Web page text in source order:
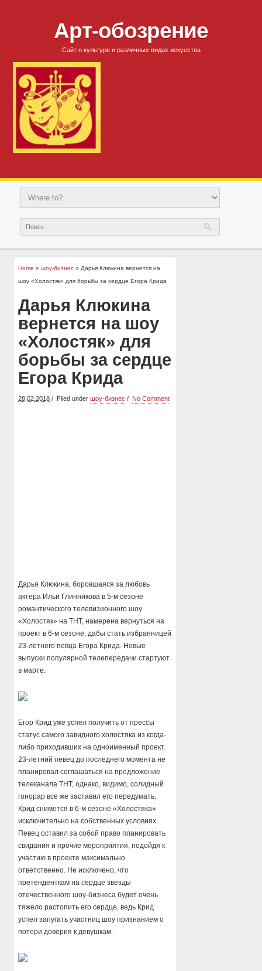
Арт-обозрение
Сайт о культуре и различных видах искусства
Home »шоу-бизнес » Дарья Клюкина вернется на
шоу «Холостяк» для борьбы за сердце Егора Крида
Дарья Клюкина
вернется на шоу
«Холостяк» для
борьбы за сердце
Егора Крида
28.02.2018 Filed underшоу-бизнес No Comment
Дарья Клюкина, боровшаяся за любовь
актера Ильи Глинникова в 5-м сезоне
романтического телевизионного шоу
«Холостяк» на ТНТ, намерена вернуться на
проект в 6-м сезоне, дабы стать избранницей
23-летнего певца Егора Крида. Новые
выпуски популярной телепередачи стартуют
в марте.
Егор Крид уже успел получить от прессы
статус самого завидного холостяка из когда-
либо приходивших на одноименный проект.
23-летний певец до последнего момента не
планировал соглашаться на предложение
телеканала ТНТ, однако, видимо, солидный
гонорар все же заставил его передумать.
Крид снимется в 6-м сезоне «Холостяка»
исключительно на собственных условиях.
Певец оставил за собой право планировать
свидания и прочие мероприятия, подойдя к
участию в проекте максимально
ответственно. Не исключено, что
претенденткам на сердце звезды
отечественного шоу-бизнеса будет очень
тяжело растопить его сердце, ведь Крид
успел запугать участниц шоу признанием о
потери доверия к девушкам.